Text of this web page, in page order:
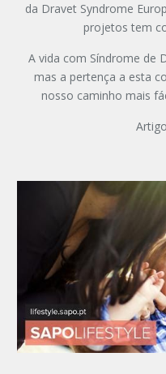
da Dravet Syndrome
projetos tem
A vida com Síndrome de
mas a pertença a esta
nosso caminho mais